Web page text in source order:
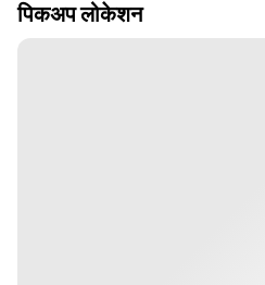
पिकअप लोकेशन